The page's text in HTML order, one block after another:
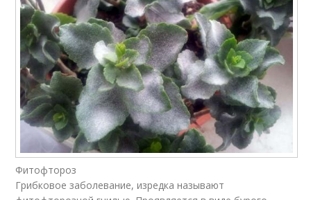
Фитофтороз
Грибковое заболевание, изредка называют